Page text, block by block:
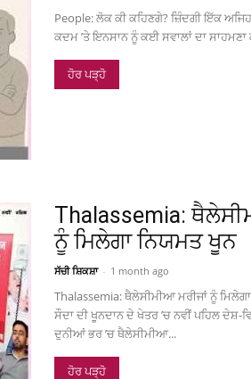
People: ਲੋਕ ਕੀ ਕਹਿਣਗੇ? ਜ਼ਿੰਦਗੀ ਇੱਕ
ਕਦਮ ’ਤੇ ਇਨਸਾਨ ਨੂੰ ਕਈ ਸਵਾਲਾਂ ਦਾ ਸਾਹਮਣਾ
ਹੋਰ ਪੜ੍ਹੋ
Thalassemia:
ਨੂੰ ਮਿਲੇਗਾ ਨਿਯਮਤ ਖੂਨ
ਸੱਚੀ ਸ਼ਿਕਸ਼ਾ - 1 month ago
Thalassemia: ਥੈਲੇਸੀਮੀਆ ਮਰੀਜਾਂ ਨੂੰ
ਸੌਦਾ ਦੀ ਖੂਨਦਾਨ ਦੇ ਖੇਤਰ ’ਚ ਨਵੀਂ ਪਹਿਲ ਦੇਸ਼-
ਦੁਨੀਆਂ ਭਰ ’ਚ ਥੈਲੇਸੀਮੀਆ...
ਹੋਰ ਪੜ੍ਹੋ